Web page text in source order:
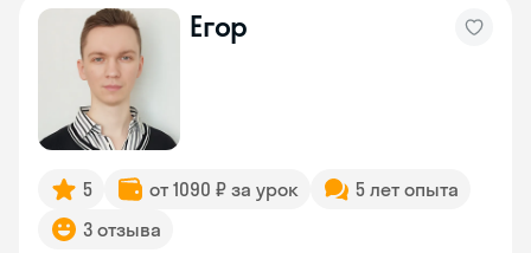
Егор
5 от 1090 ₽ за урок
5 лет опыта
3 отзыва